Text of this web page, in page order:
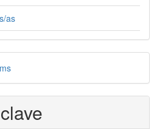
as